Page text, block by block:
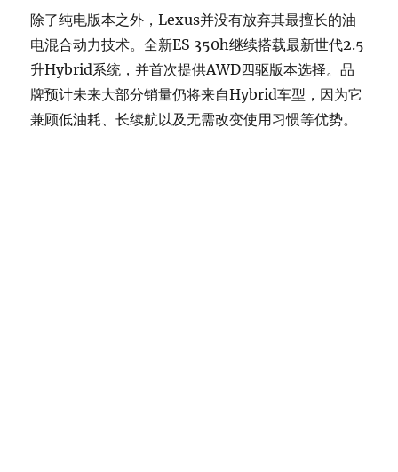
除了纯电版本之外，Lexus并没有放弃其最擅长的油
电混合动力技术。全新ES 350h继续搭载最新世代2.5
升Hybrid系统，并首次提供AWD四驱版本选择。品
牌预计未来大部分销量仍将来自Hybrid车型，因为它
兼顾低油耗、长续航以及无需改变使用习惯等优势。